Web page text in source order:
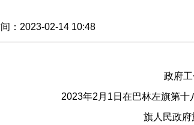
2023-02-14 10:48
政府
2023年2月1日在巴林左旗第十
旗人民政